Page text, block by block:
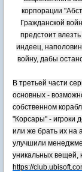
корпорации
Гражданской
предстоит
индеец,
войну, дабы
В третьей части
основных -
собственном
"Корсары" - игроки
или же брать их на
улучшили
уникальных вещей,
https://